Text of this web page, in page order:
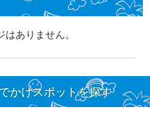
ありません。
かけスポットを探す